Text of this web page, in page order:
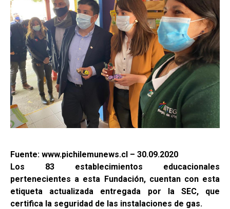
Fuente: www.pichilemunews.cl – 30.09.2020
Los 83 establecimientos educacionales
pertenecientes a esta Fundación, cuentan con esta
etiqueta actualizada entregada por la SEC, que
certifica la seguridad de las instalaciones de gas.